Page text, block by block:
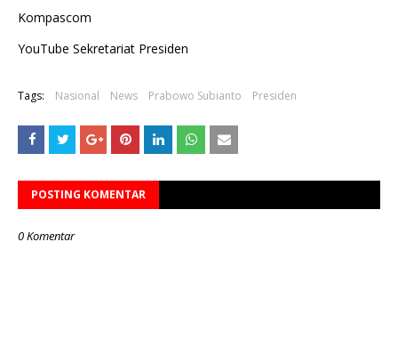
Kompascom
YouTube Sekretariat Presiden
Tags: Nasional News Prabowo Subianto Presiden
POSTING KOMENTAR
0 Komentar